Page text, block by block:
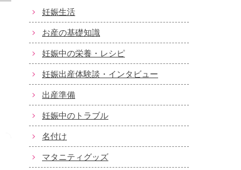
妊娠生活
お産の基礎知識
妊娠中の栄養・レシピ
妊娠出産体験談・インタビュー
出産準備
妊娠中のトラブル
名付け
マタニティグッズ